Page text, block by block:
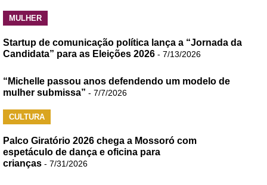
MULHER
Startup de comunicação política lança a “Jornada da
Candidata” para as Eleições 2026 - 7/13/2026
“Michelle passou anos defendendo um modelo de
mulher submissa” - 7/7/2026
CULTURA
Palco Giratório 2026 chega a Mossoró com
espetáculo de dança e oficina para
crianças - 7/31/2026